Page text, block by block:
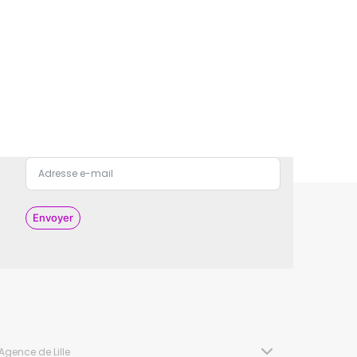
Envoyer
de Lille